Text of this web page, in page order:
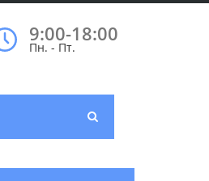
9:00-18:00
Пн. - Пт.